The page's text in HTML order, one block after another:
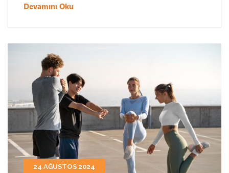
Devamını Oku
24 AĞUSTOS 2024